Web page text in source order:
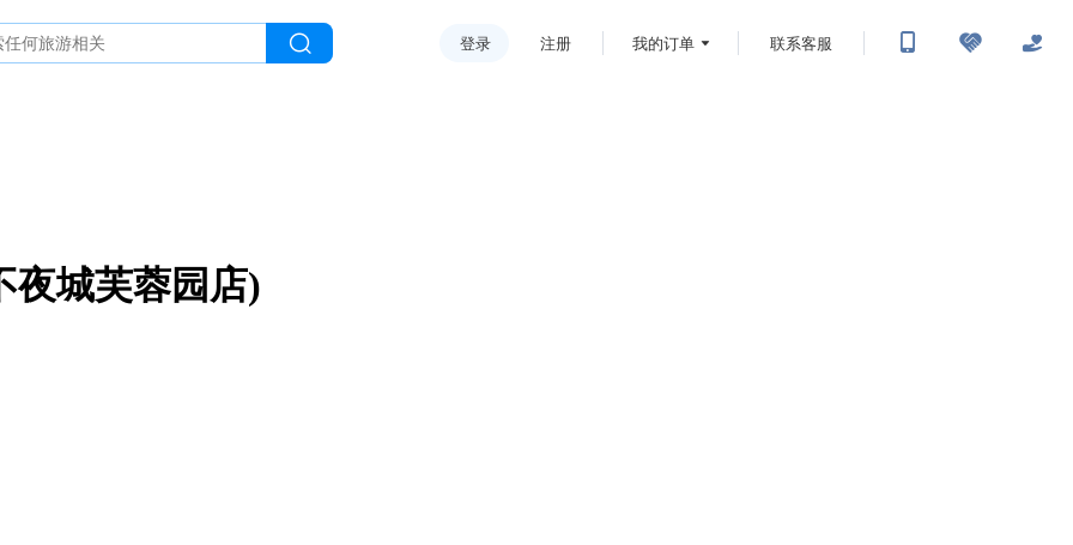
登录 注册 我的订单 联系客服
夜城芙蓉园店)